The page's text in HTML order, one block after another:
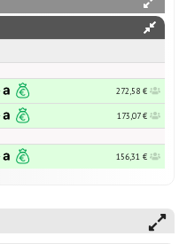
272,58 €
173,07 €
156,31 €